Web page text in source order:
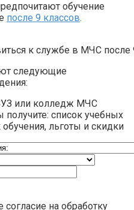
обучение
после 9 классов.
к службе в МЧС после
следующие
или колледж МЧС
список учебных
льготы и скидки
на обработку